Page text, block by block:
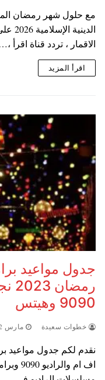
مع حلول شهر رمضان
الاقمار ، تردد قناة اقرأ ،…
اقرأ المزيد
جدول مواعيد
9090 وهيتس
خطوات سعيدة مارس 22, 2023